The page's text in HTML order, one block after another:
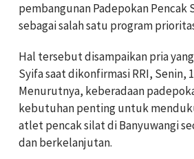
pembangunan Padepokan Pencak
sebagai salah satu program
Hal tersebut disampaikan pria
Syifa saat dikonfirmasi RRI, Senin,
Menurutnya, keberadaan
kebutuhan penting untuk
atlet pencak silat di Banyuwangi
dan berkelanjutan.